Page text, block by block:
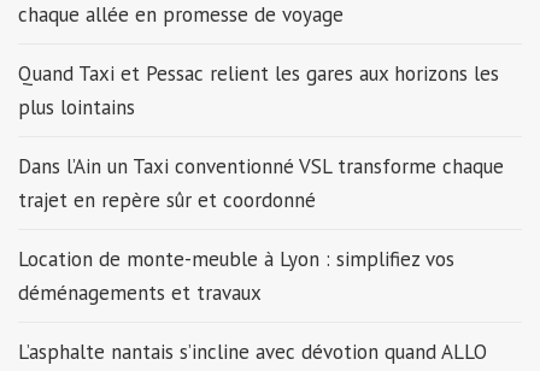
chaque allée en promesse de voyage
Quand Taxi et Pessac relient les gares aux horizons les
plus lointains
Dans l’Ain un Taxi conventionné VSL transforme chaque
trajet en repère sûr et coordonné
Location de monte-meuble à Lyon : simplifiez vos
déménagements et travaux
L’asphalte nantais s’incline avec dévotion quand ALLO